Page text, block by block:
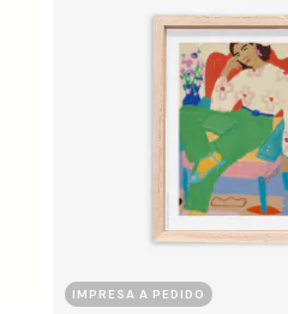
IMPRESA A PEDIDO